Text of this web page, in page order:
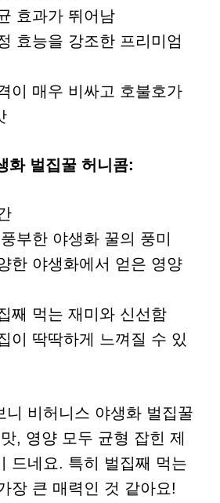
효과가 뛰어남
효능을 강조한 프리미엄
이 매우 비싸고 호불호가
화 벌집꿀 허니콤:
부한 야생화 꿀의 풍미
한 야생화에서 얻은 영양
째 먹는 재미와 신선함
이 딱딱하게 느껴질 수 있
니 비허니스 야생화 벌집꿀
, 영양 모두 균형 잡힌 제
드네요. 특히 벌집째 먹는
장 큰 매력인 것 같아요!